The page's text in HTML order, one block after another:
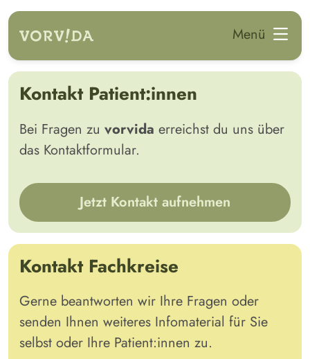
zum Hauptinhalt springen
Menü
Kontakt Patient:innen
Bei Fragen zu vorvida erreichst du uns über
das Kontaktformular.
Jetzt Kontakt aufnehmen
Kontakt Fachkreise
Gerne beantworten wir Ihre Fragen oder
senden Ihnen weiteres Infomaterial für Sie
selbst oder Ihre Patient:innen zu.